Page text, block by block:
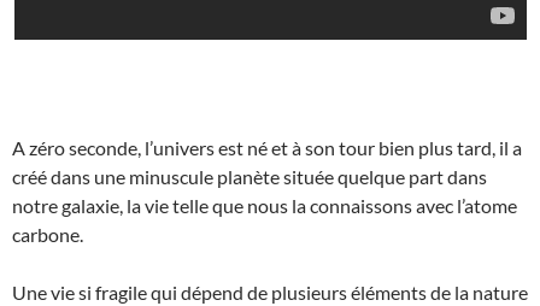
A zéro seconde, l’univers est né et à son tour bien plus tard, il a
créé dans une minuscule planète située quelque part dans
notre galaxie, la vie telle que nous la connaissons avec l’atome
carbone.
Une vie si fragile qui dépend de plusieurs éléments de la nature